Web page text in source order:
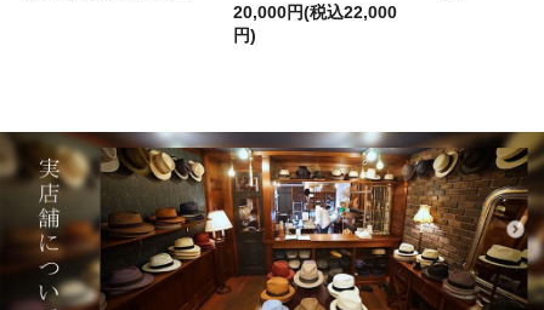
20,000円(税込22,000
円)